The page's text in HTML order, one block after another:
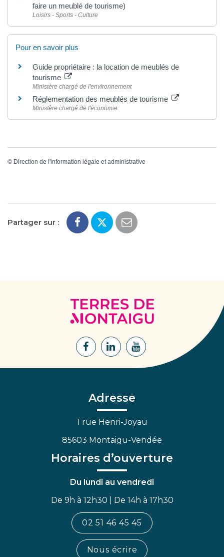
faire un meublé de tourisme)
Loisirs - Sports - Culture
Pour en savoir plus
Guide propriétaire : la location de meublés de
tourisme
Ministère chargé de l'environnement
Réglementation des meublés de tourisme
Ministère chargé de l'économie
© Direction de l'information légale et administrative
Partager sur :
Terres
de
Montaigu
Lien
Facebook
Lien
Lien
Adresse
1 rue Henri-Joyau
85603 Montaigu-Vendée
Horaires d’ouverture
Du lundi au vendredi
De 9h à 12h30 | De 14h à 17h30
02 51 46 45 45
Nous écrire